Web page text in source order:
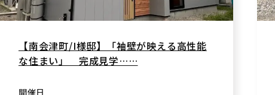
【南会津町/I様邸】「袖壁が映える高性能
な住まい」 完成見学……
開催日